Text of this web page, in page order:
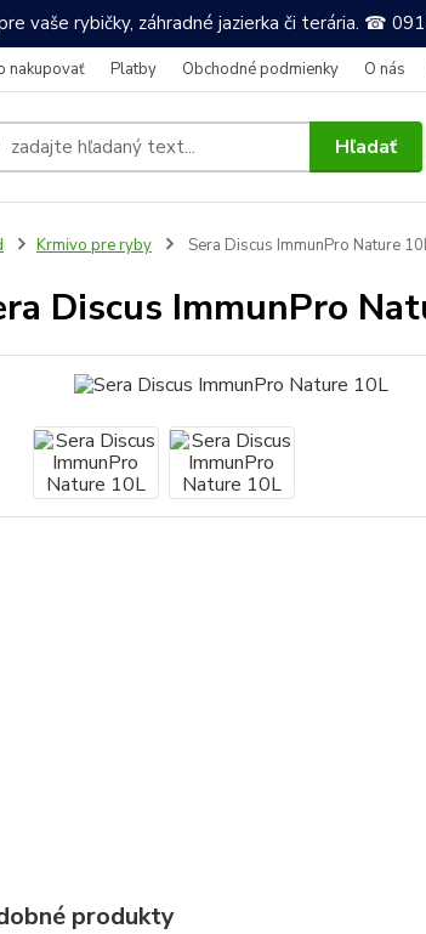
vaše rybičky, záhradné jazierka či terária. ☎
nakupovať Platby Obchodné podmienky O nás
Hľadať
Krmivo pre ryby Sera Discus ImmunPro Nature
Discus ImmunPro
produkty